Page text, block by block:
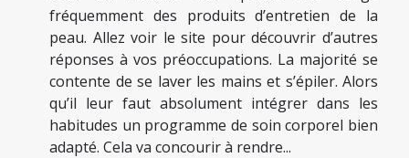
fréquemment des produits d’entretien de la
peau. Allez voir le site pour découvrir d’autres
réponses à vos préoccupations. La majorité se
contente de se laver les mains et s’épiler. Alors
qu’il leur faut absolument intégrer dans les
habitudes un programme de soin corporel bien
adapté. Cela va concourir à rendre...